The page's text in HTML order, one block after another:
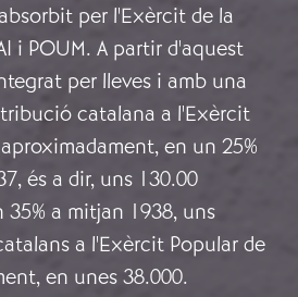
per l'Exèrcit de la
i POUM. A partir d'aquest
per lleves i amb una
catalana a l'Exèrcit
en un 25%
és a dir, uns 130.00
a mitjan 1938, uns
a l'Exèrcit Popular de
en unes 38.000.